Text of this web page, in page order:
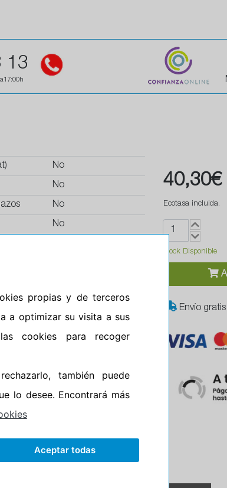
13
No
No
No
No
No
BUDGET
No
Información Eprel
40,30€
Ecotasa incluida.
Stock Disponible
Envío
propias y de terceros
a optimizar su visita a sus
cookies para recoger
también puede
lo desee. Encontrará más
Aceptar todas